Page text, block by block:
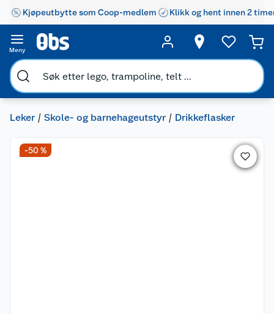
Kjøpeutbytte som Coop-medlem Klikk og hent innen 2
Meny
Leker Skole- og barnehageutstyr Drikkeflasker
-50 %